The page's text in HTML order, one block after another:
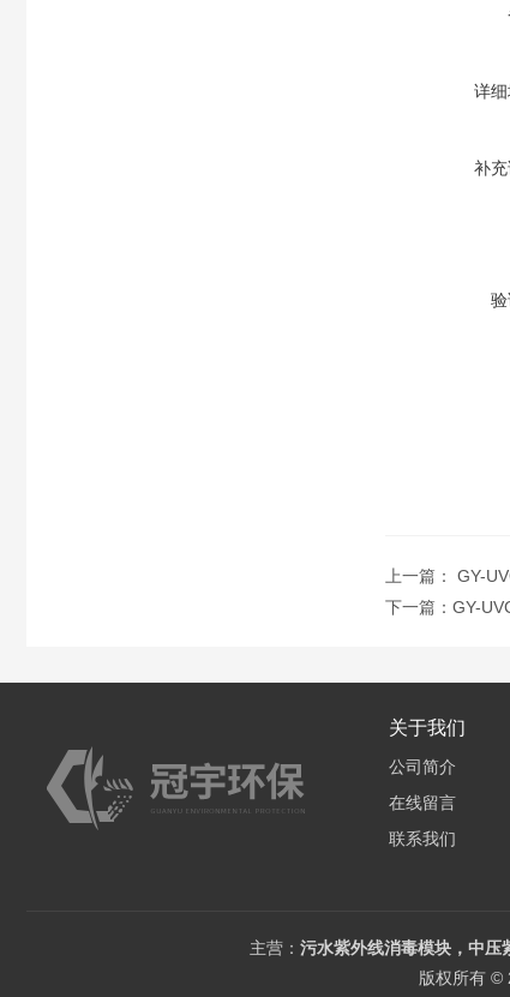
详细
补充
验
上一篇： GY-
下一篇： GY-
关于我们
公司简介
在线留言
联系我们
主营： 污水紫外线消毒模块，中压
版权所有 ©